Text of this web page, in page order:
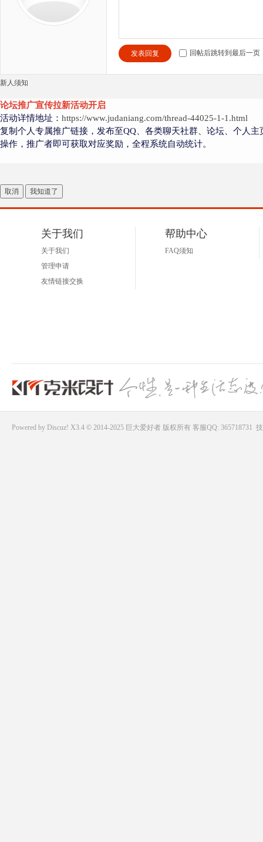
发表回复 回帖后跳转到最后一页
新人须知
论坛推广宣传拉新活动开启
活动详情地址： https://www.judaniang.com/thread-44025-1-1.html
复制个人专属推广链接，发布至QQ、各类聊天社群、论坛、个人
操作，推广者即可获取对应奖励，全程系统自动统计。
取消 我知道了
关于我们
关于我们
管理申请
友情链接交换
帮助中心
FAQ须知
Powered by Discuz! X3.4 © 2014-2025 巨大爱好者版权所有 客服QQ: 365718731